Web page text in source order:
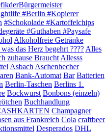
#Berlin #Kopierer
#Schokolade #Kartoffelchips
#Guthaben #Paysafe
Alkoholfreie Getränke
das Herz begehrt ???? Alles
zuhause Braucht Allesss
Asbach Aschenbecher
Bank-Automat Bar Batterien
Berlin-Taschen Berlins 1.
Bockwurst Bonbons (einzeln)
Buchhandlung
Champagner
aus Frankreich Cola craftbeer
Desperados DHL